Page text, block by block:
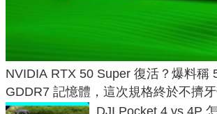
NVIDIA RTX 50 Super 復活？爆料稱
GDDR7 記憶體，這次規格終於不擠